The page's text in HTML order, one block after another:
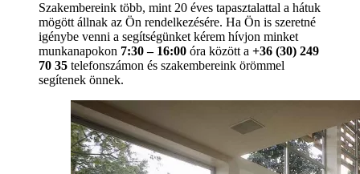
Szakembereink több, mint 20 éves tapasztalattal a hátuk
mögött állnak az Ön rendelkezésére. Ha Ön is szeretné
igénybe venni a segítségünket kérem hívjon minket
munkanapokon 7:30 – 16:00 óra között a +36 (30) 249
70 35 telefonszámon és szakembereink örömmel
segítenek önnek.